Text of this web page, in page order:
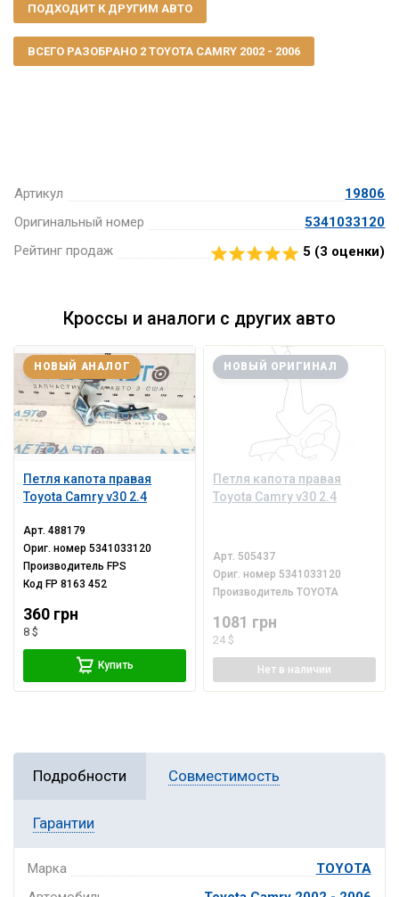
Артикул
19806
Оригинальный номер
5341033120
Рейтинг продаж
5 (3 оценки)
ПОДХОДИТ К ДРУГИМ АВТО
ВСЕГО РАЗОБРАНО 2 TOYOTA CAMRY 2002 - 2006
Кроссы и аналоги с других авто
Петля капота правая
Toyota Camry v30 2.4
НОВЫЙ АНАЛОГ
Арт.488179
Ориг. номер5341033120
Производитель FPS
Код FP 8163 452
360 грн
8 $
Купить
Петля капота правая
Toyota Camry v30 2.4
НОВЫЙ ОРИГИНАЛ
Арт. 505437
Ориг. номер 5341033120
ПроизводительTOYOTA
1081 грн
24 $
Нет в наличии
Подробности Совместимость
Гарантии
Марка
TOYOTA